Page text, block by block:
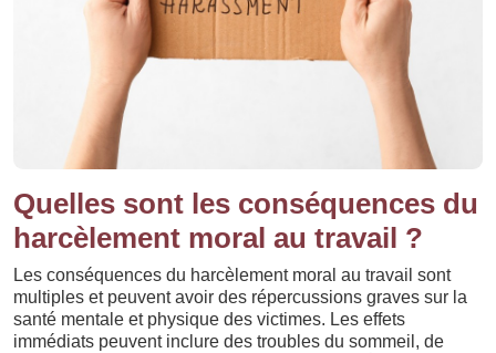
Quelles sont les conséquences du
harcèlement moral au travail ?
Les conséquences du harcèlement moral au travail sont
multiples et peuvent avoir des répercussions graves sur la
santé mentale et physique des victimes. Les effets
immédiats peuvent inclure des troubles du sommeil, de